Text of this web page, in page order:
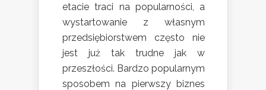
etacie traci na popularności, a
wystartowanie z własnym
przedsiębiorstwem często nie
jest już tak trudne jak w
przeszłości. Bardzo popularnym
sposobem na pierwszy biznes